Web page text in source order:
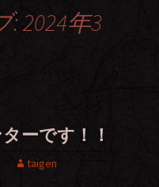
2024年3
ーです！！
taigen